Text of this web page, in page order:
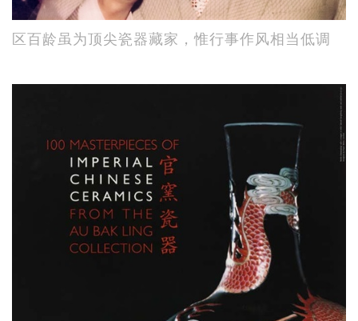
区百龄虽为顶尖瓷器藏家，惟行事作风相当低调